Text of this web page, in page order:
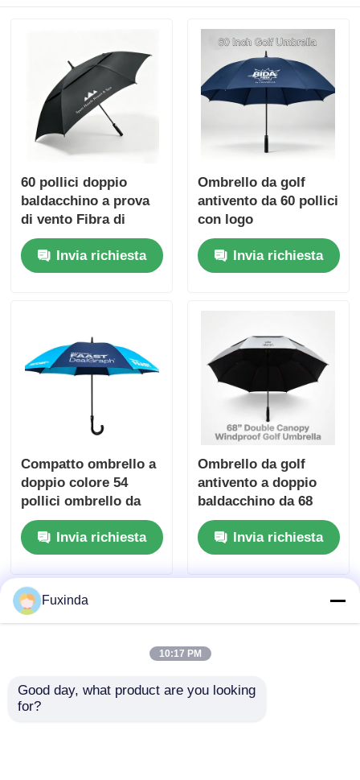
60 pollici doppio
baldacchino a prova
di vento Fibra di
vetro promozionale
ombrello da golf
Invia richiesta
Ombrello da golf
antivento da 60 pollici
con logo
personalizzato per
uso aziendale e
promozionale
Invia richiesta
Compatto ombrello a
doppio colore 54
pollici ombrello da
golf con manico a
gancioInvia richiesta
Ombrello da golf
antivento a doppio
baldacchino da 68
pollici con tessuto in
argento titanio UV50+
e resistenza al vento
di 100 km/h
Invia richiesta
Fuxinda
10:17 PM
Good day, what product are you looking
for?